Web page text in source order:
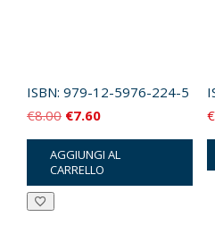
ISBN: 979-12-5976-224-5
€8.00 Il
prezzo
originale
era:
€7.60Il
prezzo
attuale
è:
AGGIUNGI AL
CARRELLO
€